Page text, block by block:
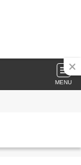
MENU